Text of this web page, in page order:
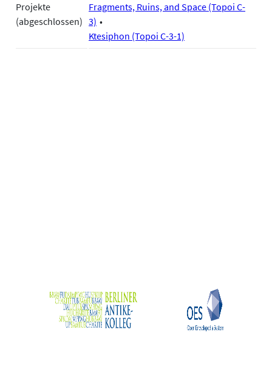
Projekte
(abgeschlossen)
Fragments, Ruins, and Space (Topoi C-
3)
Ktesiphon (Topoi C-3-1)